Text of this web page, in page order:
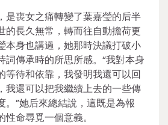
是喪女之痛轉變了葉嘉瑩的后半
的長久無常，轉而往自動擔荷更
本身也講過，她那時決議打破小
詞傳承時的所思所感。“我對本身
等待和依靠，我發明我還可以回
我還可以把我繼續上去的一些傳
。”她后來總結說，這既是為報
命尋覓一個意義。